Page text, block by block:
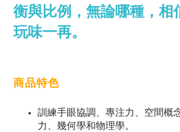
衡與比例，無論哪種，相
玩味一再。
商品特色
訓練手眼協調、專注力、空間概
力、幾何學和物理學。